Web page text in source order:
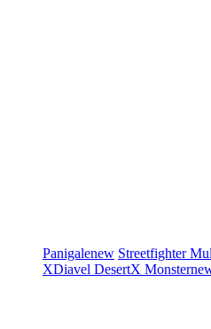
Panigalenew Streetfighter
XDiavel DesertX Monster